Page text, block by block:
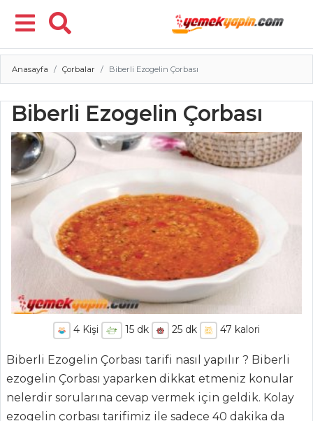
Menü
Anasayfa Çorbalar Biberli Ezogelin Çorbası
Biberli Ezogelin Çorbası
4 Kişi 15dk 25dk 47 kalori
Biberli Ezogelin Çorbası tarifi nasıl yapılır ? Biberli
ezogelin Çorbası yaparken dikkat etmeniz konular
nelerdir sorularına cevap vermek için geldik. Kolay
ezogelin çorbası tarifimiz ile sadece 40 dakika da